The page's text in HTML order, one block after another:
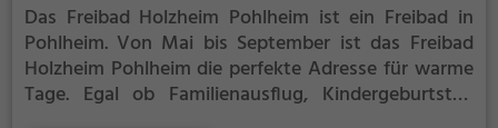
Das Freibad Holzheim Pohlheim ist ein Freibad in
Pohlheim. Von Mai bis September ist das Freibad
Holzheim Pohlheim die perfekte Adresse für warme
Tage. Egal ob Familienausflug, Kindergeburtstag